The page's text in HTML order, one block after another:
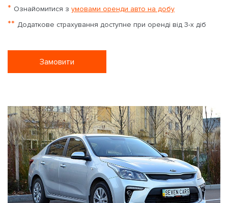
* Ознайомитися з умовами оренди авто на добу
** Додаткове страхування доступне при оренді від 3-х діб
Замовити